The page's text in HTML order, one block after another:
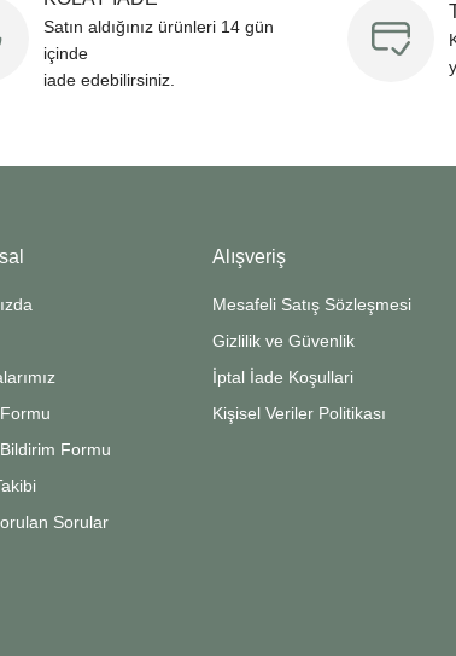
Satın aldığınız ürünleri 14 gün
içinde
iade edebilirsiniz.
Formu
Sorular
Alışveriş
Mesafeli Satış Sözleşmesi
Gizlilik ve Güvenlik
İptal İade Koşullari
Kişisel Veriler Politikası